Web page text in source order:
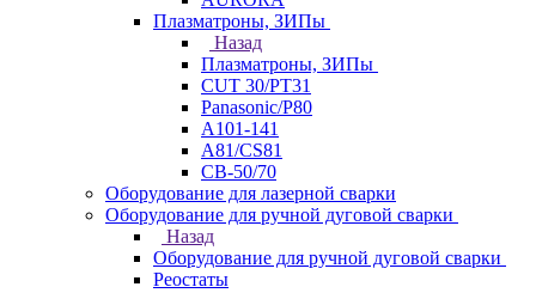
Плазматроны, ЗИПы
Назад
Плазматроны, ЗИПы
CUT 30/PT31
Panasonic/P80
А101-141
А81/CS81
СВ-50/70
Оборудование для лазерной сварки
Оборудование для ручной дуговой сварки
Назад
Оборудование для ручной дуговой сварки
Реостаты